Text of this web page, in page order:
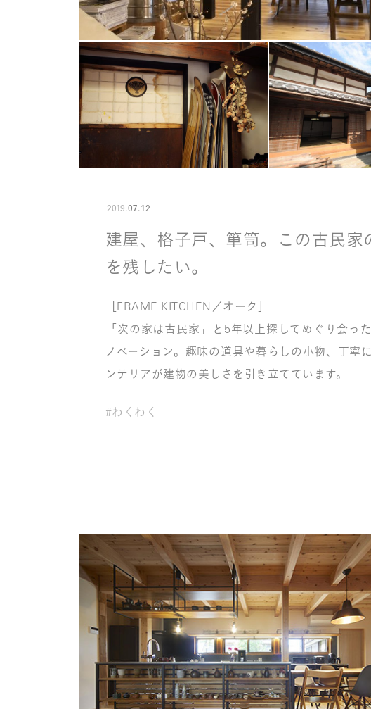
2019.07.12
建屋、格子戸、箪笥。この古民家
を残したい。
［FRAME KITCHEN／オーク］
「次の家は古民家」と5年以上探してめぐり会っ
ノベーション。趣味の道具や暮らしの小物、丁寧
ンテリアが建物の美しさを引き立てています。
#わくわく